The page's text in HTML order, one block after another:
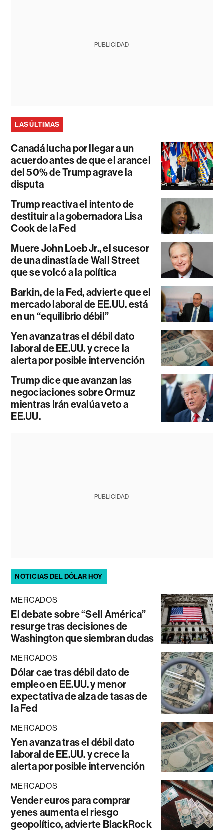
PUBLICIDAD
LAS ÚLTIMAS
Canadá lucha por llegar a un
acuerdo antes de que el arancel
del 50% de Trump agrave la
disputa
Trump reactiva el intento de
destituir a la gobernadora Lisa
Cook de la Fed
Muere John Loeb Jr., el sucesor
de una dinastía de Wall Street
que se volcó a la política
Barkin, de la Fed, advierte que el
mercado laboral de EE.UU. está
en un “equilibrio débil”
Yen avanza tras el débil dato
laboral de EE.UU. y crece la
alerta por posible intervención
Trump dice que avanzan las
negociaciones sobre Ormuz
mientras Irán evalúa veto a
EE.UU.
PUBLICIDAD
NOTICIAS DEL DÓLAR HOY
MERCADOS
El debate sobre “Sell América”
resurge tras decisiones de
Washington que siembran dudas
MERCADOS
Dólar cae tras débil dato de
empleo en EE.UU. y menor
expectativa de alza de tasas de
la Fed
MERCADOS
Yen avanza tras el débil dato
laboral de EE.UU. y crece la
alerta por posible intervención
MERCADOS
Vender euros para comprar
yenes aumenta el riesgo
geopolítico, advierte BlackRock